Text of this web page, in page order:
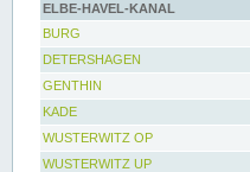
ELBE-HAVEL-KANAL
BURG
DETERSHAGEN
GENTHIN
KADE
WUSTERWITZ OP
WUSTERWITZ UP